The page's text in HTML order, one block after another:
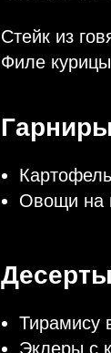
Стейк из
Филе
Овощи на
Тирамису
Эклеры с